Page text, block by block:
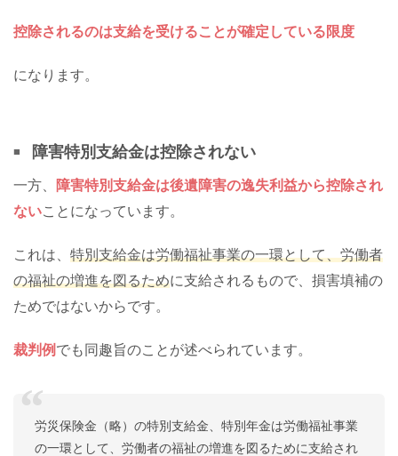
控除されるのは支給を受けることが確定している限度
になります。
障害特別支給金は控除されない
一方、
障害特別支給金は後遺障害の逸失利益から控除され
ないことになっています。
これは、 特別支給金は労働福祉事業の一環として、労働者
の福祉の増進を図るために支給されるもので、損害填補の
ためではないからです。
裁判例 でも同趣旨のことが述べられています。
労災保険金（略）の特別支給金、特別年金は労働福祉事業
の一環として、労働者の福祉の増進を図るために支給され